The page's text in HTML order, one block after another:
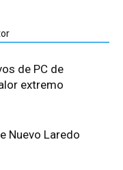
de PC de
extremo
Nuevo Laredo